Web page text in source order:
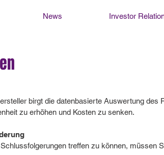
News Investor
birgt die datenbasierte Auswertung des
zu erhöhen und Kosten zu senken.
treffen zu können, müssen